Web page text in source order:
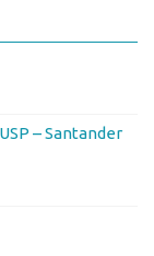
– Santander